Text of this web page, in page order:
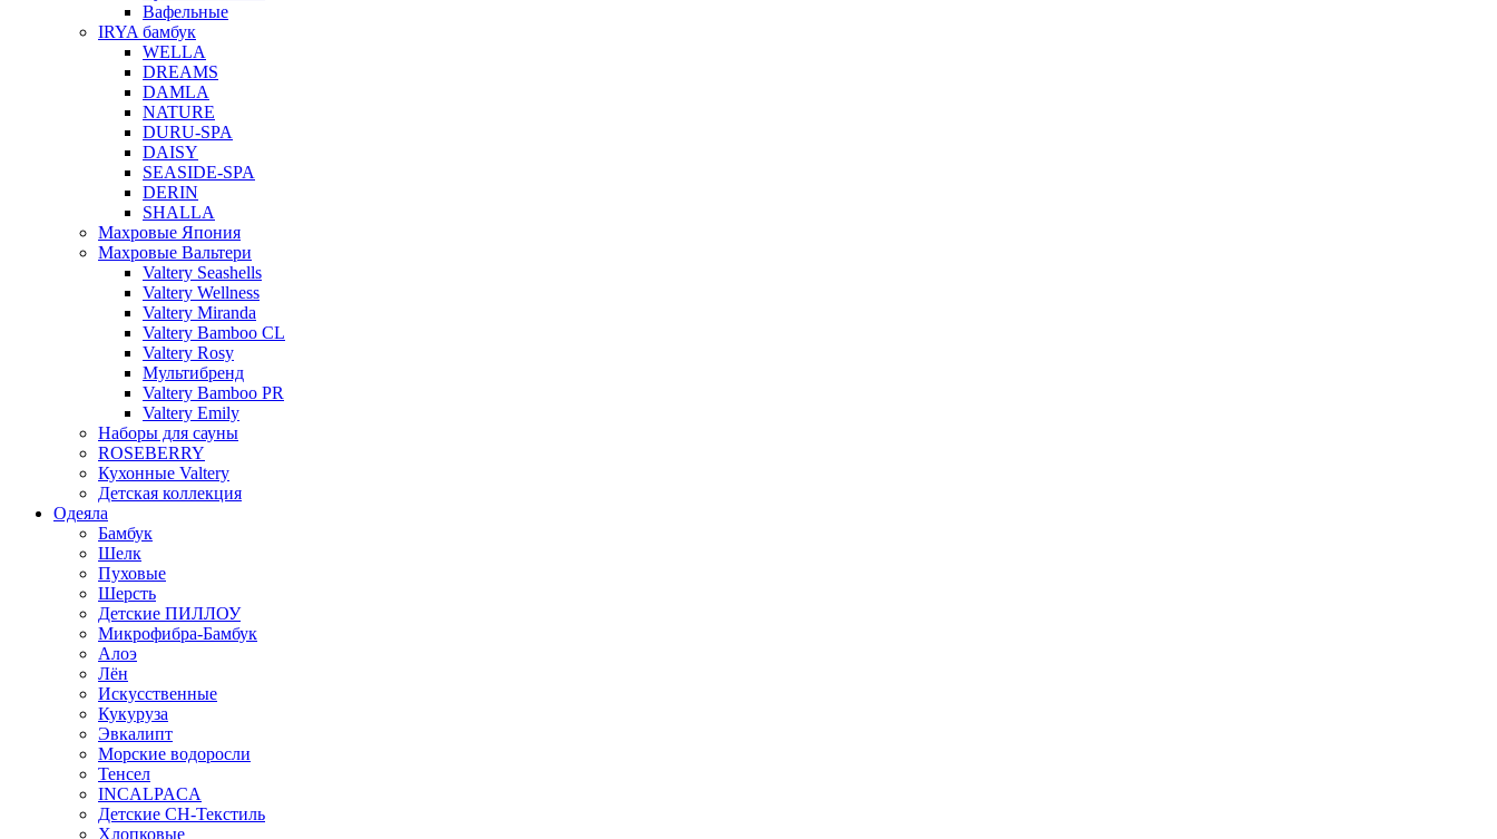
Вафельные
IRYA бамбук
WELLA
DREAMS
DAMLA
NATURE
DURU-SPA
DAISY
SEASIDE-SPA
DERIN
SHALLA
Махровые Япония
Махровые Вальтери
Valtery Seashells
Valtery Wellness
Valtery Miranda
Valtery Bamboo CL
Valtery Rosy
Мультибренд
Valtery Bamboo PR
Valtery Emily
Наборы для сауны
ROSEBERRY
Кухонные Valtery
Детская коллекция
Одеяла
Бамбук
Шелк
Пуховые
Шерсть
Детские ПИЛЛОУ
Микрофибра-Бамбук
Алоэ
Лён
Искусственные
Кукуруза
Эвкалипт
Морские водоросли
Тенсел
INCALPACA
Детские СН-Текстиль
Хлопковые